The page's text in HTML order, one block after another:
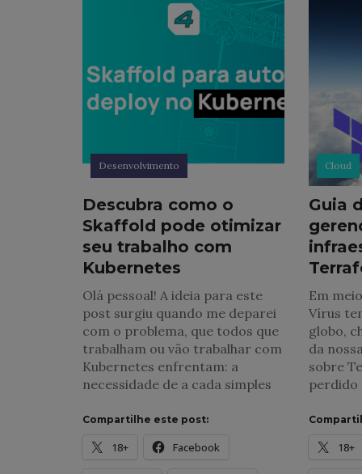
Desenvolvimento
Descubra como o
Skaffold pode otimizar
seu trabalho com
Kubernetes
Olá pessoal! A ideia para este
post surgiu quando me deparei
com o problema, que todos que
trabalham ou vão trabalhar com
Kubernetes enfrentam: a
necessidade de a cada simples
Compartilhe este post:
18+ Facebook
Cloud
Guia
Em
Vírus
globo,
da
sobre
perdido
18+